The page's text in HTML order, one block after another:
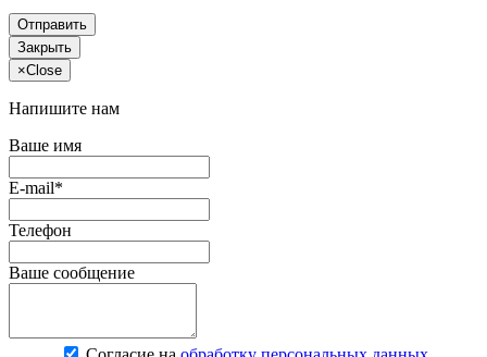
Отправить
Закрыть
×Close
Напишите нам
Ваше имя
E-mail*
Телефон
Ваше сообщение